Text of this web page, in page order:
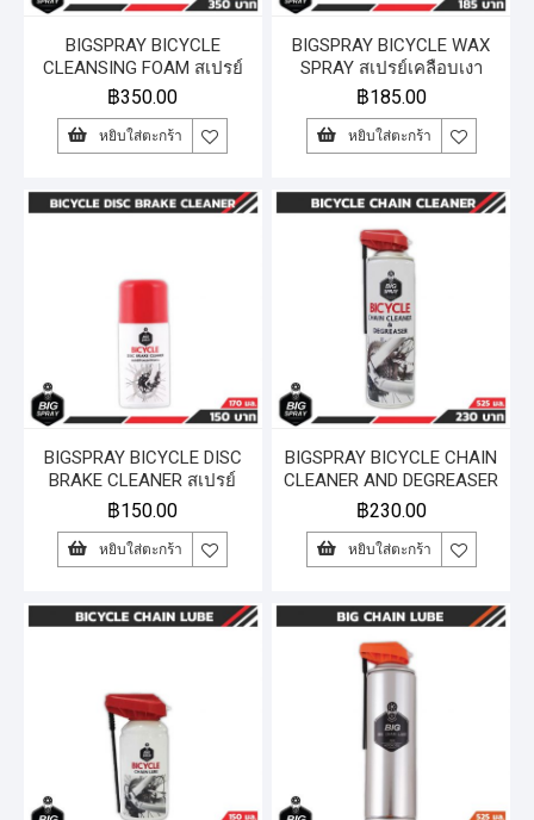
BIGSPRAY BICYCLE
CLEANSING FOAM สเปรย์
โฟมทำความสะอาดจักรยาน
฿350.00
หยิบใส่ตะกร้า
BIGSPRAY BICYCLE WAX
SPRAY สเปรย์เคลือบเงา
จักรยาน 525 ml.
฿185.00
หยิบใส่ตะกร้า
BIGSPRAY BICYCLE DISC
BRAKE CLEANER สเปรย์
ล้างเบรคจักรยาน 170 ml.
฿150.00
หยิบใส่ตะกร้า
BIGSPRAY BICYCLE CHAIN
CLEANER AND DEGREASER
สเปรย์ทำความสะอาดโซ่
จักรยาน 525 ml.
฿230.00
หยิบใส่ตะกร้า